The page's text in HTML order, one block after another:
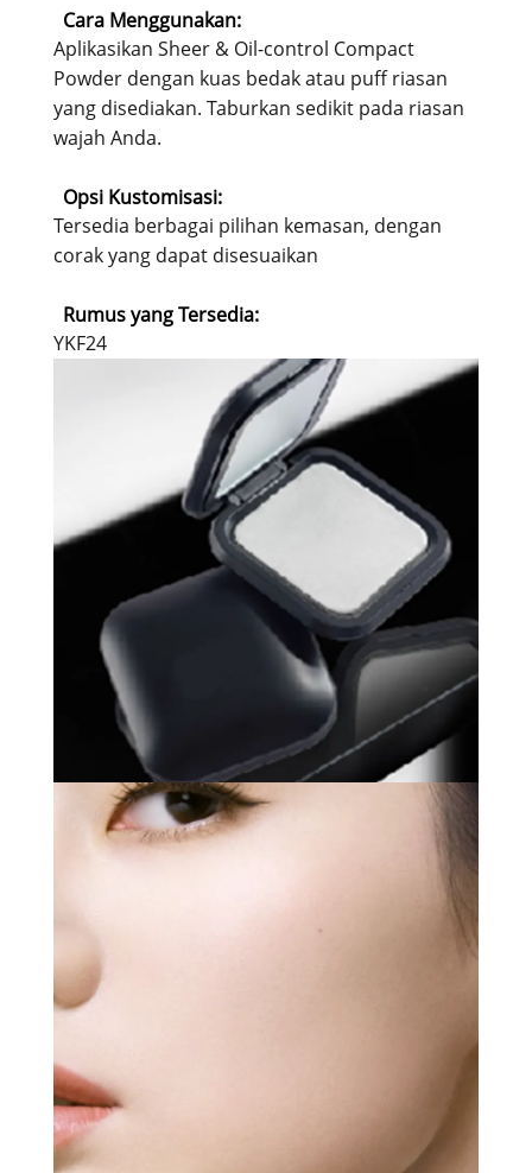
Cara Menggunakan:
Aplikasikan Sheer & Oil-control Compact
Powder dengan kuas bedak atau puff riasan
yang disediakan. Taburkan sedikit pada riasan
wajah Anda.
Opsi Kustomisasi:
Tersedia berbagai pilihan kemasan, dengan
corak yang dapat disesuaikan
Rumus yang Tersedia:
YKF24